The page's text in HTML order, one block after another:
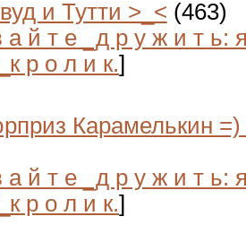
и Тутти >_< (463)
а й т е _д р у ж и т ь:
р о л и к.]
Карамелькин =)
а й т е _д р у ж и т ь:
р о л и к.]